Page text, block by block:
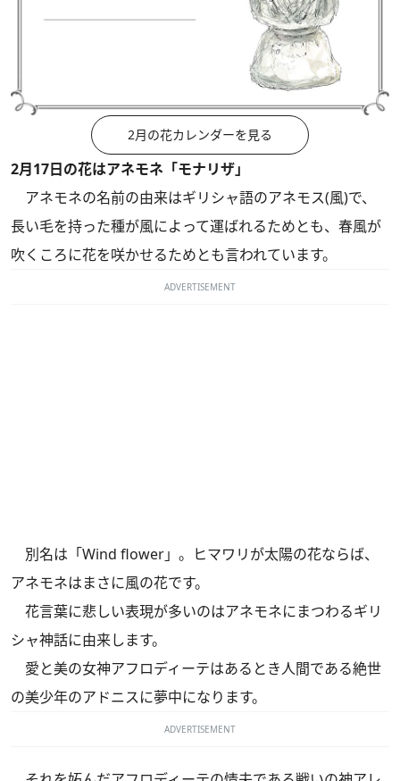
2月の花カレンダーを見る
2月17日の花はアネモネ「モナリザ」
アネモネの名前の由来はギリシャ語のアネモス(風)で、
長い毛を持った種が風によって運ばれるためとも、春風が
吹くころに花を咲かせるためとも言われています。
ADVERTISEMENT
別名は「Wind flower」。ヒマワリが太陽の花ならば、
アネモネはまさに風の花です。
花言葉に悲しい表現が多いのはアネモネにまつわるギリ
シャ神話に由来します。
愛と美の女神アフロディーテはあるとき人間である絶世
の美少年のアドニスに夢中になります。
ADVERTISEMENT